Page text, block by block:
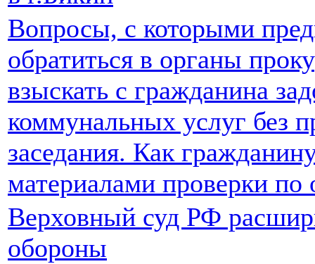
Вопросы, с которыми
обратиться в органы
взыскать с гражданина
коммунальных услуг без
заседания. Как
материалами проверки
Верховный суд РФ
обороны